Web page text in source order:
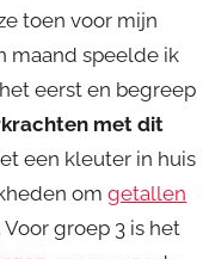
toen voor mijn
maand speelde ik
eerst en begreep
met dit
een kleuter in huis
omgetallen
groep 3 is het